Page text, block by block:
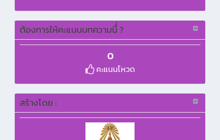
ต้องการให้คะแนนบทความนี้่ ?
0
คะแนนโหวด
สร้างโดย :